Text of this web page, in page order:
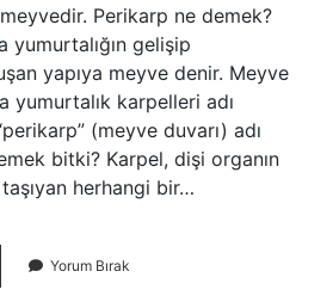
Perikarp ne demek?
yumurtalığın gelişip
yapıya meyve denir. Meyve
yumurtalık karpelleri adı
(meyve duvarı) adı
bitki? Karpel, dişi organın
herhangi bir…
Yorum Bırak